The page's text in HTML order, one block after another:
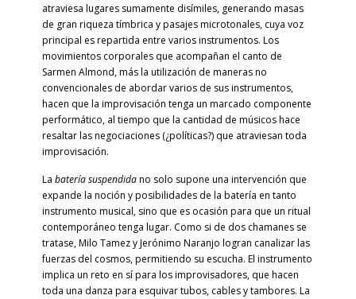
atraviesa lugares sumamente disímiles, generando masas
de gran riqueza tímbrica y pasajes microtonales, cuya voz
principal es repartida entre varios instrumentos. Los
movimientos corporales que acompañan el canto de
Sarmen Almond, más la utilización de maneras no
convencionales de abordar varios de sus instrumentos,
hacen que la improvisación tenga un marcado componente
performático, al tiempo que la cantidad de músicos hace
resaltar las negociaciones (¿políticas?) que atraviesan toda
improvisación.
La batería suspendidano solo supone una intervención que
expande la noción y posibilidades de la batería en tanto
instrumento musical, sino que es ocasión para que un ritual
contemporáneo tenga lugar. Como si de dos chamanes se
tratase, Milo Tamez y Jerónimo Naranjo logran canalizar las
fuerzas del cosmos, permitiendo su escucha. El instrumento
implica un reto en sí para los improvisadores, que hacen
toda una danza para esquivar tubos, cables y tambores. La